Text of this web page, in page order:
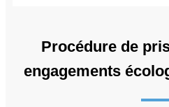
Procédure de
engagements